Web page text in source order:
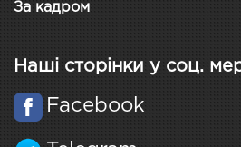
За кадром
Наші сторінки у соц.
Facebook